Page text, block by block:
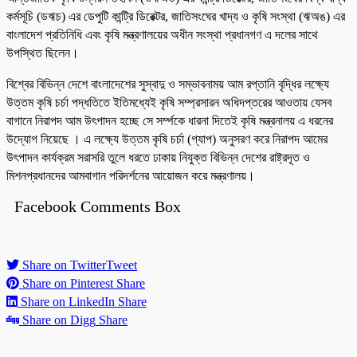
কর্মসূচি (ডঋচ) এর ডেপুটি কান্ট্রি ডিরেক্টর, জাতিসংঘের খাদ্য ও কৃষি সংস্থা (ঋঅঙ) এর
বাংলাদেশ প্রতিনিধি এবং কৃষি মন্ত্রণালয়ের অধীন সংস্থা প্রধানগণ এ দলের সাথে
উপস্থিত ছিলেন।
বিশ্বের বিভিন্ন দেশে বাংলাদেশের সুস্বাদু ও সম্ভাবনাময় আম রপ্তানি বৃদ্ধির লক্ষ্যে
উত্তম কৃষি চর্চা পদ্ধতিতে ইতিমধ্যেই কৃষি সম্প্রসারন অধিদপ্তরের আওতায় যেসব
বাগানে নিরাপদ আম উৎপাদন হচ্ছে সে সর্ম্পকে ধারনা দিতেই কৃষি মন্ত্রনালয় এ ধরনের
উদ্যোগ নিয়েছে । এ লক্ষ্যে উত্তম কৃষি চর্চা (গ্যাপ) অনুসরণ করে নিরাপদ আমের
উৎপাদন কার্যক্রম সরাসরি তুলে ধরতে ঢাকায় নিযুক্ত বিভিন্ন দেশের রাষ্ট্রদূত ও
মিশনপ্রধানদের আমবাগান পরিদর্শনের আয়োজন করে মন্ত্রণালয়।
Facebook Comments Box
Share on TwitterTweet
Share on Pinterest Share
Share on LinkedIn Share
Share on Digg Share